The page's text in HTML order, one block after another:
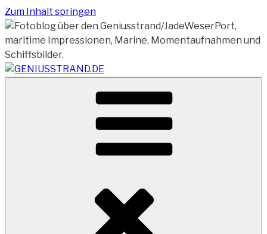
Zum Inhalt springen
GENIUSSTRAND.DE
Vom Geniusstrand zum JadeWeserPort/Container
Terminal Wilhelmshaven